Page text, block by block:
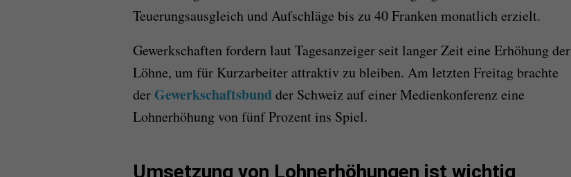
Teuerungsausgleich und Aufschläge bis zu 40 Franken monatlich erzielt.
Gewerkschaften fordern laut Tagesanzeiger seit langer Zeit eine Erhöhung der
Löhne, um für Kurzarbeiter attraktiv zu bleiben. Am letzten Freitag brachte
der Gewerkschaftsbundder Schweiz auf einer Medienkonferenz eine
Lohnerhöhung von fünf Prozent ins Spiel.
Umsetzung von Lohnerhöhungen ist wichtig